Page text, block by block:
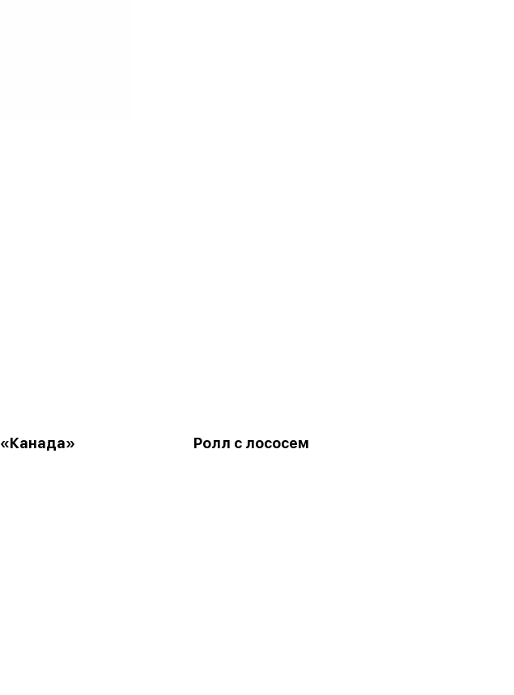
Ролл с лососем